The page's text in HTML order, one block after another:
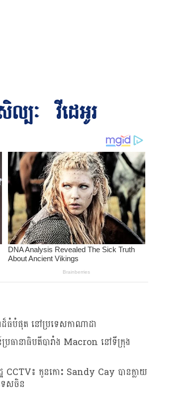
ល្បៈ វីដេអូរ
ៃដ៏ធំបំផុត នៅប្រទេសកាណាដា
រធានាធិបតីបារាំង Macron នៅទីក្រុង
ឋ CCTV៖ កូនកោះ Sandy Cay បានក្លាយ
េសចិន